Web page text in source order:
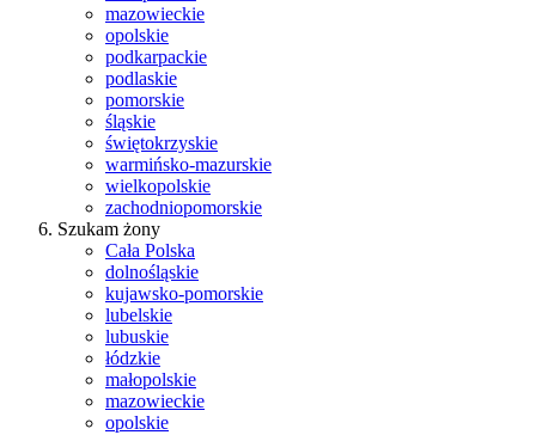
mazowieckie
opolskie
podkarpackie
podlaskie
pomorskie
śląskie
świętokrzyskie
warmińsko-mazurskie
wielkopolskie
zachodniopomorskie
Szukam żony
Cała Polska
dolnośląskie
kujawsko-pomorskie
lubelskie
lubuskie
łódzkie
małopolskie
mazowieckie
opolskie